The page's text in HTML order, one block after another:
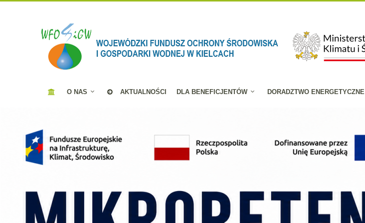
O NAS AKTUALNOŚCI DLA BENEFICJENTÓW DORADZTWO ENERGETYCZNE